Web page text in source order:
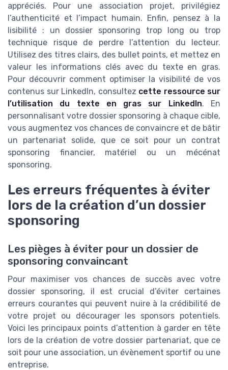
appréciés. Pour une association projet, privilégiez
l’authenticité et l’impact humain. Enfin, pensez à la
lisibilité : un dossier sponsoring trop long ou trop
technique risque de perdre l’attention du lecteur.
Utilisez des titres clairs, des bullet points, et mettez en
valeur les informations clés avec du texte en gras.
Pour découvrir comment optimiser la visibilité de vos
contenus sur LinkedIn, consultez cette ressource sur
l’utilisation du texte en gras sur LinkedIn. En
personnalisant votre dossier sponsoring à chaque cible,
vous augmentez vos chances de convaincre et de bâtir
un partenariat solide, que ce soit pour un contrat
sponsoring financier, matériel ou un mécénat
sponsoring.
Les erreurs fréquentes à éviter
lors de la création d’un dossier
sponsoring
Les pièges à éviter pour un dossier de
sponsoring convaincant
Pour maximiser vos chances de succès avec votre
dossier sponsoring, il est crucial d’éviter certaines
erreurs courantes qui peuvent nuire à la crédibilité de
votre projet ou décourager les sponsors potentiels.
Voici les principaux points d’attention à garder en tête
lors de la création de votre dossier partenariat, que ce
soit pour une association, un évènement sportif ou une
entreprise.